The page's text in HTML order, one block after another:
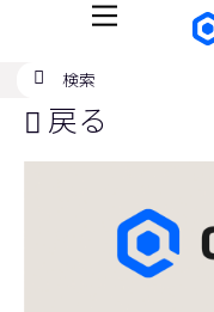
Q-
製
ー
ム
ペ
メ
ュ
ー
QSYS.com (English)
India (English)
Deutsch
Español
China (中文)
の
戻る